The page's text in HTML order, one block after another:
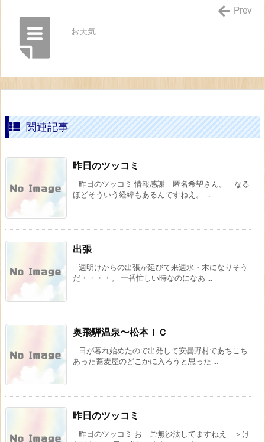
お天気
Prev
関連記事
昨日のツッコミ
昨日のツッコミ 情報感謝 匿名希望さん。 なる
ほどそういう経緯もあるんですねえ。 ...
出張
週明けからの出張が延びて来週水・木になりそう
だ・・・・。 一番忙しい時なのになあ ...
奥飛騨温泉〜松本ＩＣ
日が暮れ始めたので出発して安曇野村であちこち
あった蕎麦屋のどこかに入ろうと思った ...
昨日のツッコミ
昨日のツッコミ お ご無沙汰してますねえ ＞け